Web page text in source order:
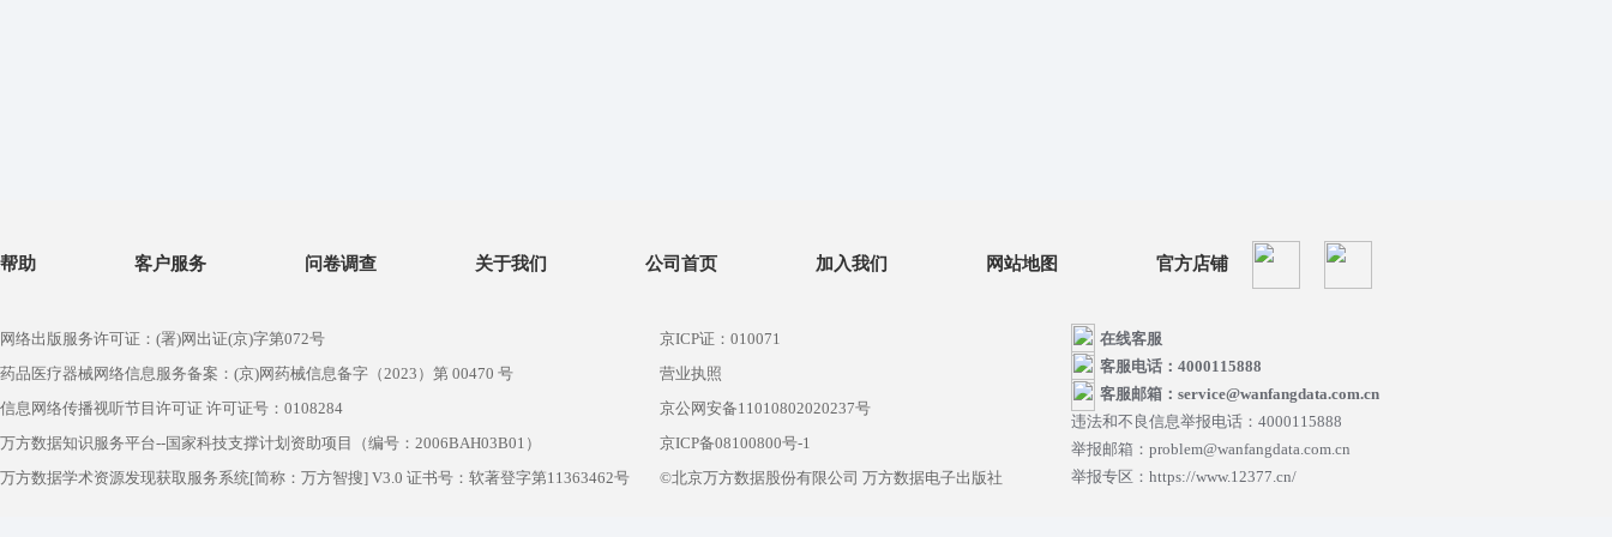
帮助 客户服务 问卷调查 关于我们 公司首页 加入我们 网站地图 官方店铺
网络出版服务许可证：(署)网出证(京)字第072号
药品医疗器械网络信息服务备案：(京)网药械信息备字（2023）第 00470 号
信息网络传播视听节目许可证 许可证号：0108284
万方数据知识服务平台--国家科技支撑计划资助项目（编号：2006BAH03B01）
万方数据学术资源发现获取服务系统[简称：万方智搜] V3.0 证书号：软著登字第11363462号
京ICP证：010071
营业执照
京公网安备11010802020237号
京ICP备08100800号-1
©北京万方数据股份有限公司 万方数据电子出版社
在线客服
客服电话：4000115888
客服邮箱：service@wanfangdata.com.cn
违法和不良信息举报电话：4000115888
举报邮箱：problem@wanfangdata.com.cn
举报专区：https://www.12377.cn/